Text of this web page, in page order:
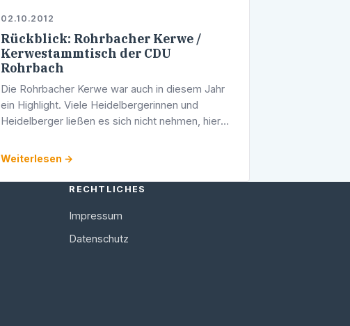
02.10.2012
Rückblick: Rohrbacher Kerwe /
Kerwestammtisch der CDU
Rohrbach
Die Rohrbacher Kerwe war auch in diesem Jahr
ein Highlight. Viele Heidelbergerinnen und
Heidelberger ließen es sich nicht nehmen, hier
Kerwestammtisch der CDU Rohrbach erfreute …
Weiterlesen →
RECHTLICHES
Impressum
Datenschutz